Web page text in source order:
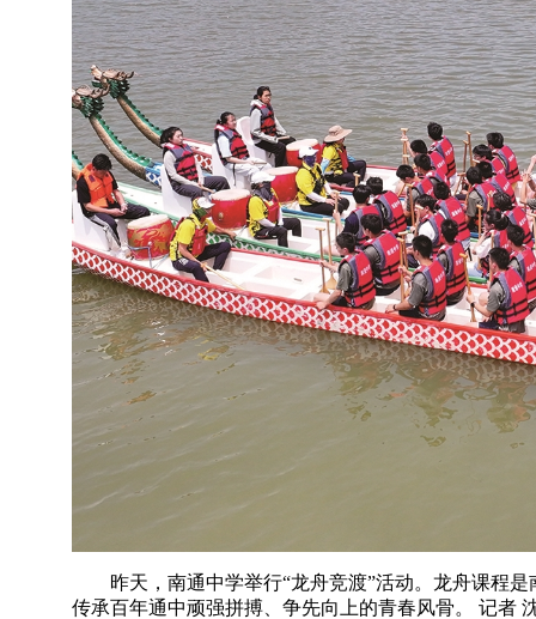
昨天，南通中学举行“龙舟竞渡”活动。龙舟课程
传承百年通中顽强拼搏、争先向上的青春风骨。 记者